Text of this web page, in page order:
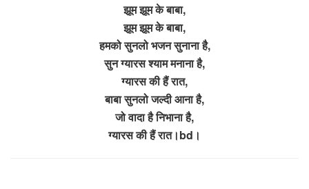
झूम झूम के बाबा,
झूम झूम के बाबा,
हमको सुनलो भजन सुनाना है,
सुन ग्यारस श्याम मनाना है,
ग्यारस की हैं रात,
बाबा सुनलो जल्दी आना है,
जो वादा है निभाना है,
ग्यारस की हैं रात।bd।